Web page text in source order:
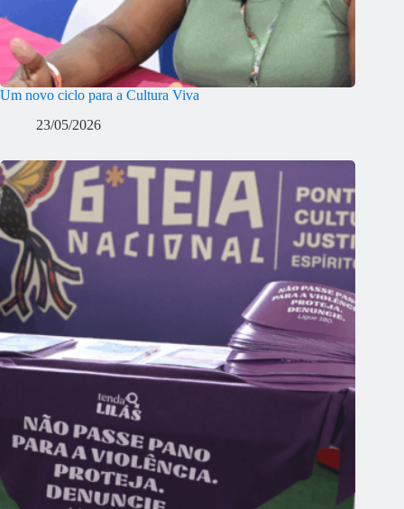
Um novo ciclo para a Cultura Viva
23/05/2026